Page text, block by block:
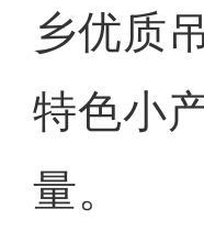
乡优质
特色小
量。